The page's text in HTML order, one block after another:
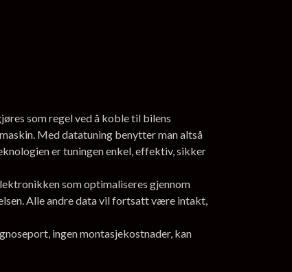
som regel ved å koble til bilens
Med datatuning benytter man altså
er tuningen enkel, effektiv, sikker
som optimaliseres gjennom
Alle andre data vil fortsatt være intakt,
ingen montasjekostnader, kan